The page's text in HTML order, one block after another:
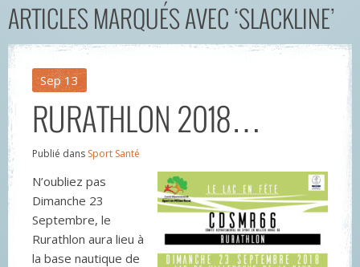
ARTICLES MARQUÉS AVEC ‘SLACKLINE’
Sep 13
RURATHLON 2018…
Publié dans Sport Santé
N’oubliez pas
Dimanche 23
Septembre, le
Rurathlon aura lieu à
la base nautique de